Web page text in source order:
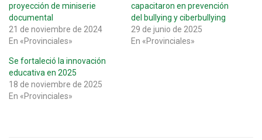
proyección de miniserie
documental
21 de noviembre de 2024
En «Provinciales»
capacitaron en prevención
del bullying y ciberbullying
29 de junio de 2025
En «Provinciales»
Se fortaleció la innovación
educativa en 2025
18 de noviembre de 2025
En «Provinciales»